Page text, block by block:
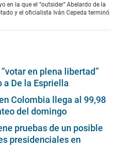
en la que el “outsider” Abelardo de la
y el oficialista Iván Cepeda terminó
en plena libertad”
a De la Espriella
Colombia llega al 99,98
del domingo
pruebas de un posible
presidenciales en